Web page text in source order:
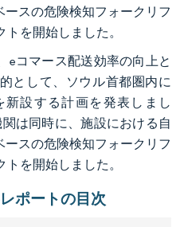
スの危険検知フォークリフ
を開始しました。
eコマース配送効率の向上と
として、ソウル首都圏内に
設する計画を発表しまし
は同時に、施設における自
スの危険検知フォークリフ
を開始しました。
ポートの目次